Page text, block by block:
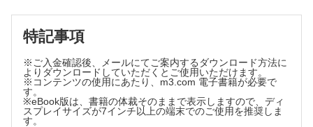
特記事項
※ご入金確認後、メールにてご案内するダウンロード方法に
よりダウンロードしていただくとご使用いただけます。
※コンテンツの使用にあたり、m3.com 電子書籍が必要で
す。
※eBook版は、書籍の体裁そのままで表示しますので、ディ
スプレイサイズが7インチ以上の端末でのご使用を推奨しま
す。